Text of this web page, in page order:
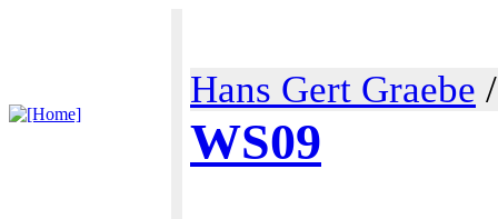
Hans Gert Graebe
WS09